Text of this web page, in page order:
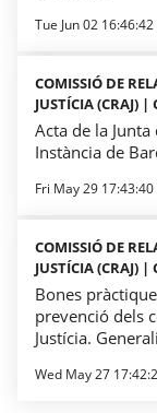
Tue Jun 02 16:46:42
COMISSIÓ DE
JUSTÍCIA (CRAJ) |
Acta de la Junta
Instància de
Fri May 29 17:43:40
COMISSIÓ DE
JUSTÍCIA (CRAJ) |
Bones
prevenció dels
Justícia.
Wed May 27